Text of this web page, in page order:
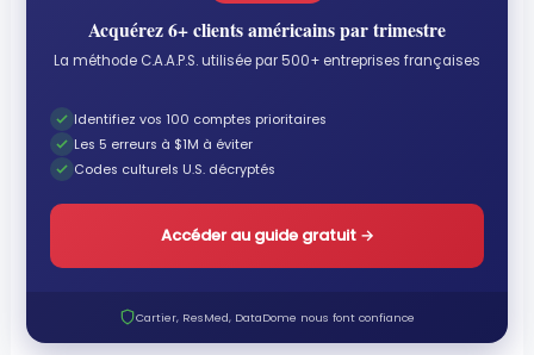
Acquérez 6+ clients américains par trimestre
La méthode C.A.A.P.S. utilisée par 500+ entreprises françaises
Identifiez vos 100 comptes prioritaires
Les 5 erreurs à $1M à éviter
Codes culturels U.S. décryptés
Accéder au guide gratuit →
Cartier, ResMed, DataDome nous font confiance